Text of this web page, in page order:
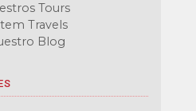
Tours
Travels
Blog